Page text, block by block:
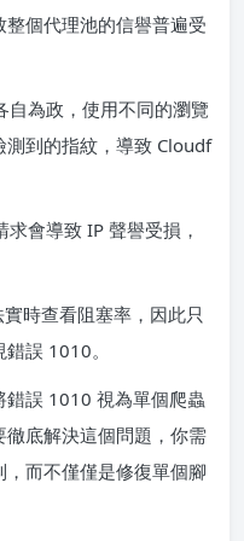
個代理池的信譽普遍受
自為政，使用不同的瀏覽
到的指紋，導致 Cloudf
求會導致 IP 聲譽受損，
時查看阻塞率，因此只
誤 1010。
誤 1010 視為單個爬蟲
底解決這個問題，你需
而不僅僅是修復單個腳